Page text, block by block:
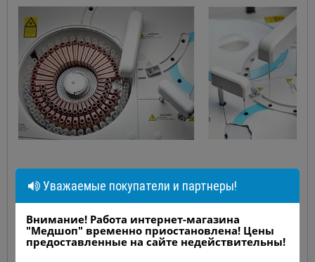
Уважаемые покупатели и партнеры!
Внимание! Работа интернет-магазина
"Медшоп" временно приостановлена! Цены
предоставленные на сайте недействительны!